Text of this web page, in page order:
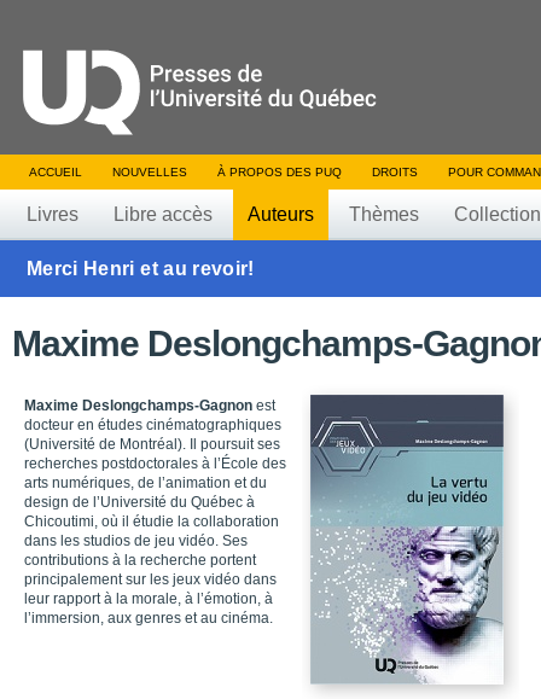
ACCUEIL NOUVELLES À PROPOS DES PUQ DROITS POUR
Livres Libre accès Auteurs Thèmes
Merci Henri et au revoir!
Maxime Deslongchamps-
Maxime Deslongchamps-Gagnon est
docteur en études cinématographiques
(Université de Montréal). Il poursuit ses
recherches postdoctorales à l’École des
arts numériques, de l’animation et du
design de l’Université du Québec à
Chicoutimi, où il étudie la collaboration
dans les studios de jeu vidéo. Ses
contributions à la recherche portent
principalement sur les jeux vidéo dans
leur rapport à la morale, à l’émotion, à
l’immersion, aux genres et au cinéma.